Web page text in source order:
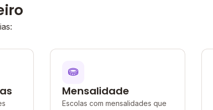
Mensalidade
Escolas com mensalidades que